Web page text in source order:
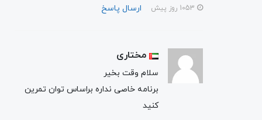
ارسال پاسخ
مختاری
سلام وقت بخیر
برنامه خاصی نداره براساس توان تمرین
کنید